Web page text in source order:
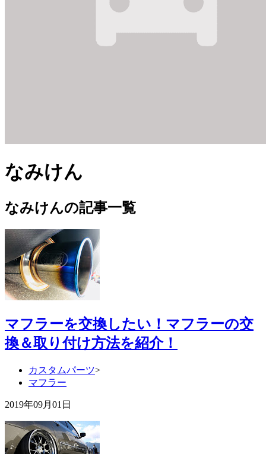
なみけん
なみけんの記事一覧
マフラーを交換したい！マフラーの交
換＆取り付け方法を紹介！
カスタムパーツ>
マフラー
2019年09月01日